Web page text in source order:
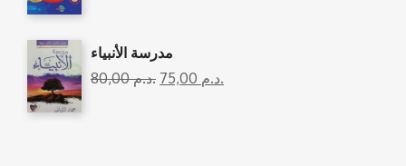
مدرسة الأنبياء
80,00
د.م. 75,00 د.م.